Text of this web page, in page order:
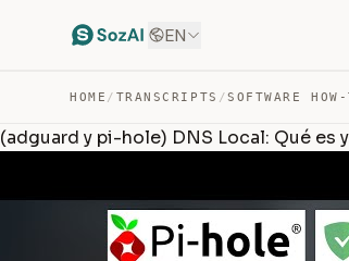
EN
HOME / TRANSCRIPTS /SOFTWARE HOW-
(adguard y pi-hole) DNS Local: Qué es